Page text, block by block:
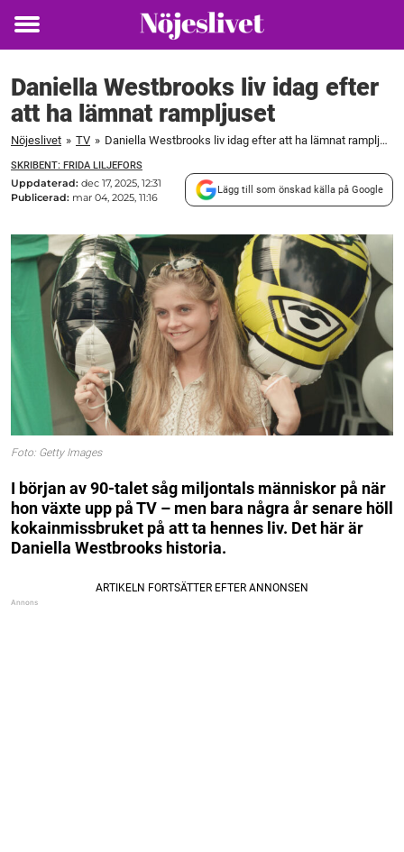
Toggle
Daniella Westbrooks liv idag efter
att ha lämnat rampljuset
Nöjeslivet » TV » Daniella Westbrooks liv idag efter att ha lämnat rampljuset
SKRIBENT: FRIDA LILJEFORS
Uppdaterad: dec 17, 2025, 12:31
Publicerad: mar 04, 2025, 11:16
Lägg till som önskad källa på Google
Foto: Getty Images
I början av 90-talet såg miljontals människor på när
hon växte upp på TV – men bara några år senare höll
kokainmissbruket på att ta hennes liv. Det här är
Daniella Westbrooks historia.